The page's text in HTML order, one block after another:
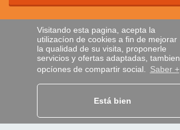
Visitando esta pagina, acepta la
utilizacíon de cookies a fin de mejorar
la qualidad de su visita, proponerle
servicios y ofertas adaptadas, tambien
opcíones de compartir social. Saber +
Está bien
PAGOS SEGUROS
Localice su envío